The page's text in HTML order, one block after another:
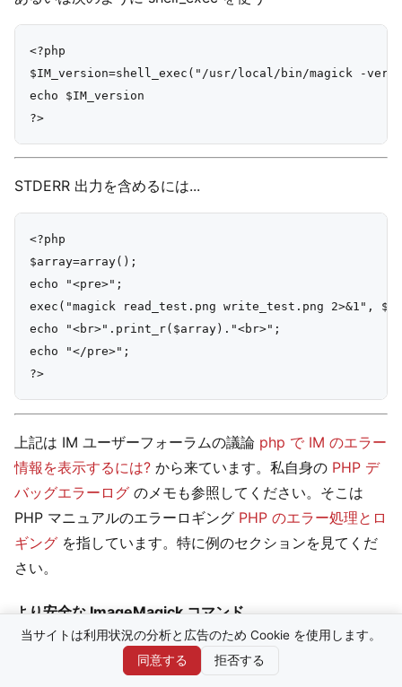
<?php
$IM_version=shell_exec("/usr/local/bin/magick -
echo $IM_version
STDERR 出力を含めるには...
<?php
$array=array();
echo "<pre>";
exec("magick read_test.png write_test.png 2>&1",
echo "<br>".print_r($array)."<br>";
echo "</pre>";
上記は IM ユーザーフォーラムの議論 php で IM のエラー
情報を表示するには? から来ています。私自身の PHP デ
バッグエラーログ のメモも参照してください。そこは
PHP マニュアルのエラーロギング PHP のエラー処理とロ
ギング を指しています。特に例のセクションを見てくだ
さい。
より安全な ImageMagick コマンド...
セキュリティ上の理由から、理想的には、単一の長い文字
列を別々のコマンドと引数に解析するためにシェルを使う
当サイトは利用状況の分析と広告のため Cookie を使用します。
同意する 拒否する